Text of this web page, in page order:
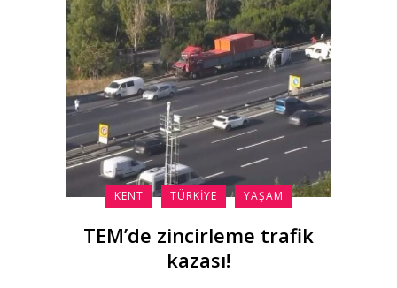
KENT TÜRKIYE YAŞAM
TEM’de zincirleme trafik
kazası!